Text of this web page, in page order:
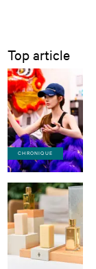
Top article
CHRONIQUE